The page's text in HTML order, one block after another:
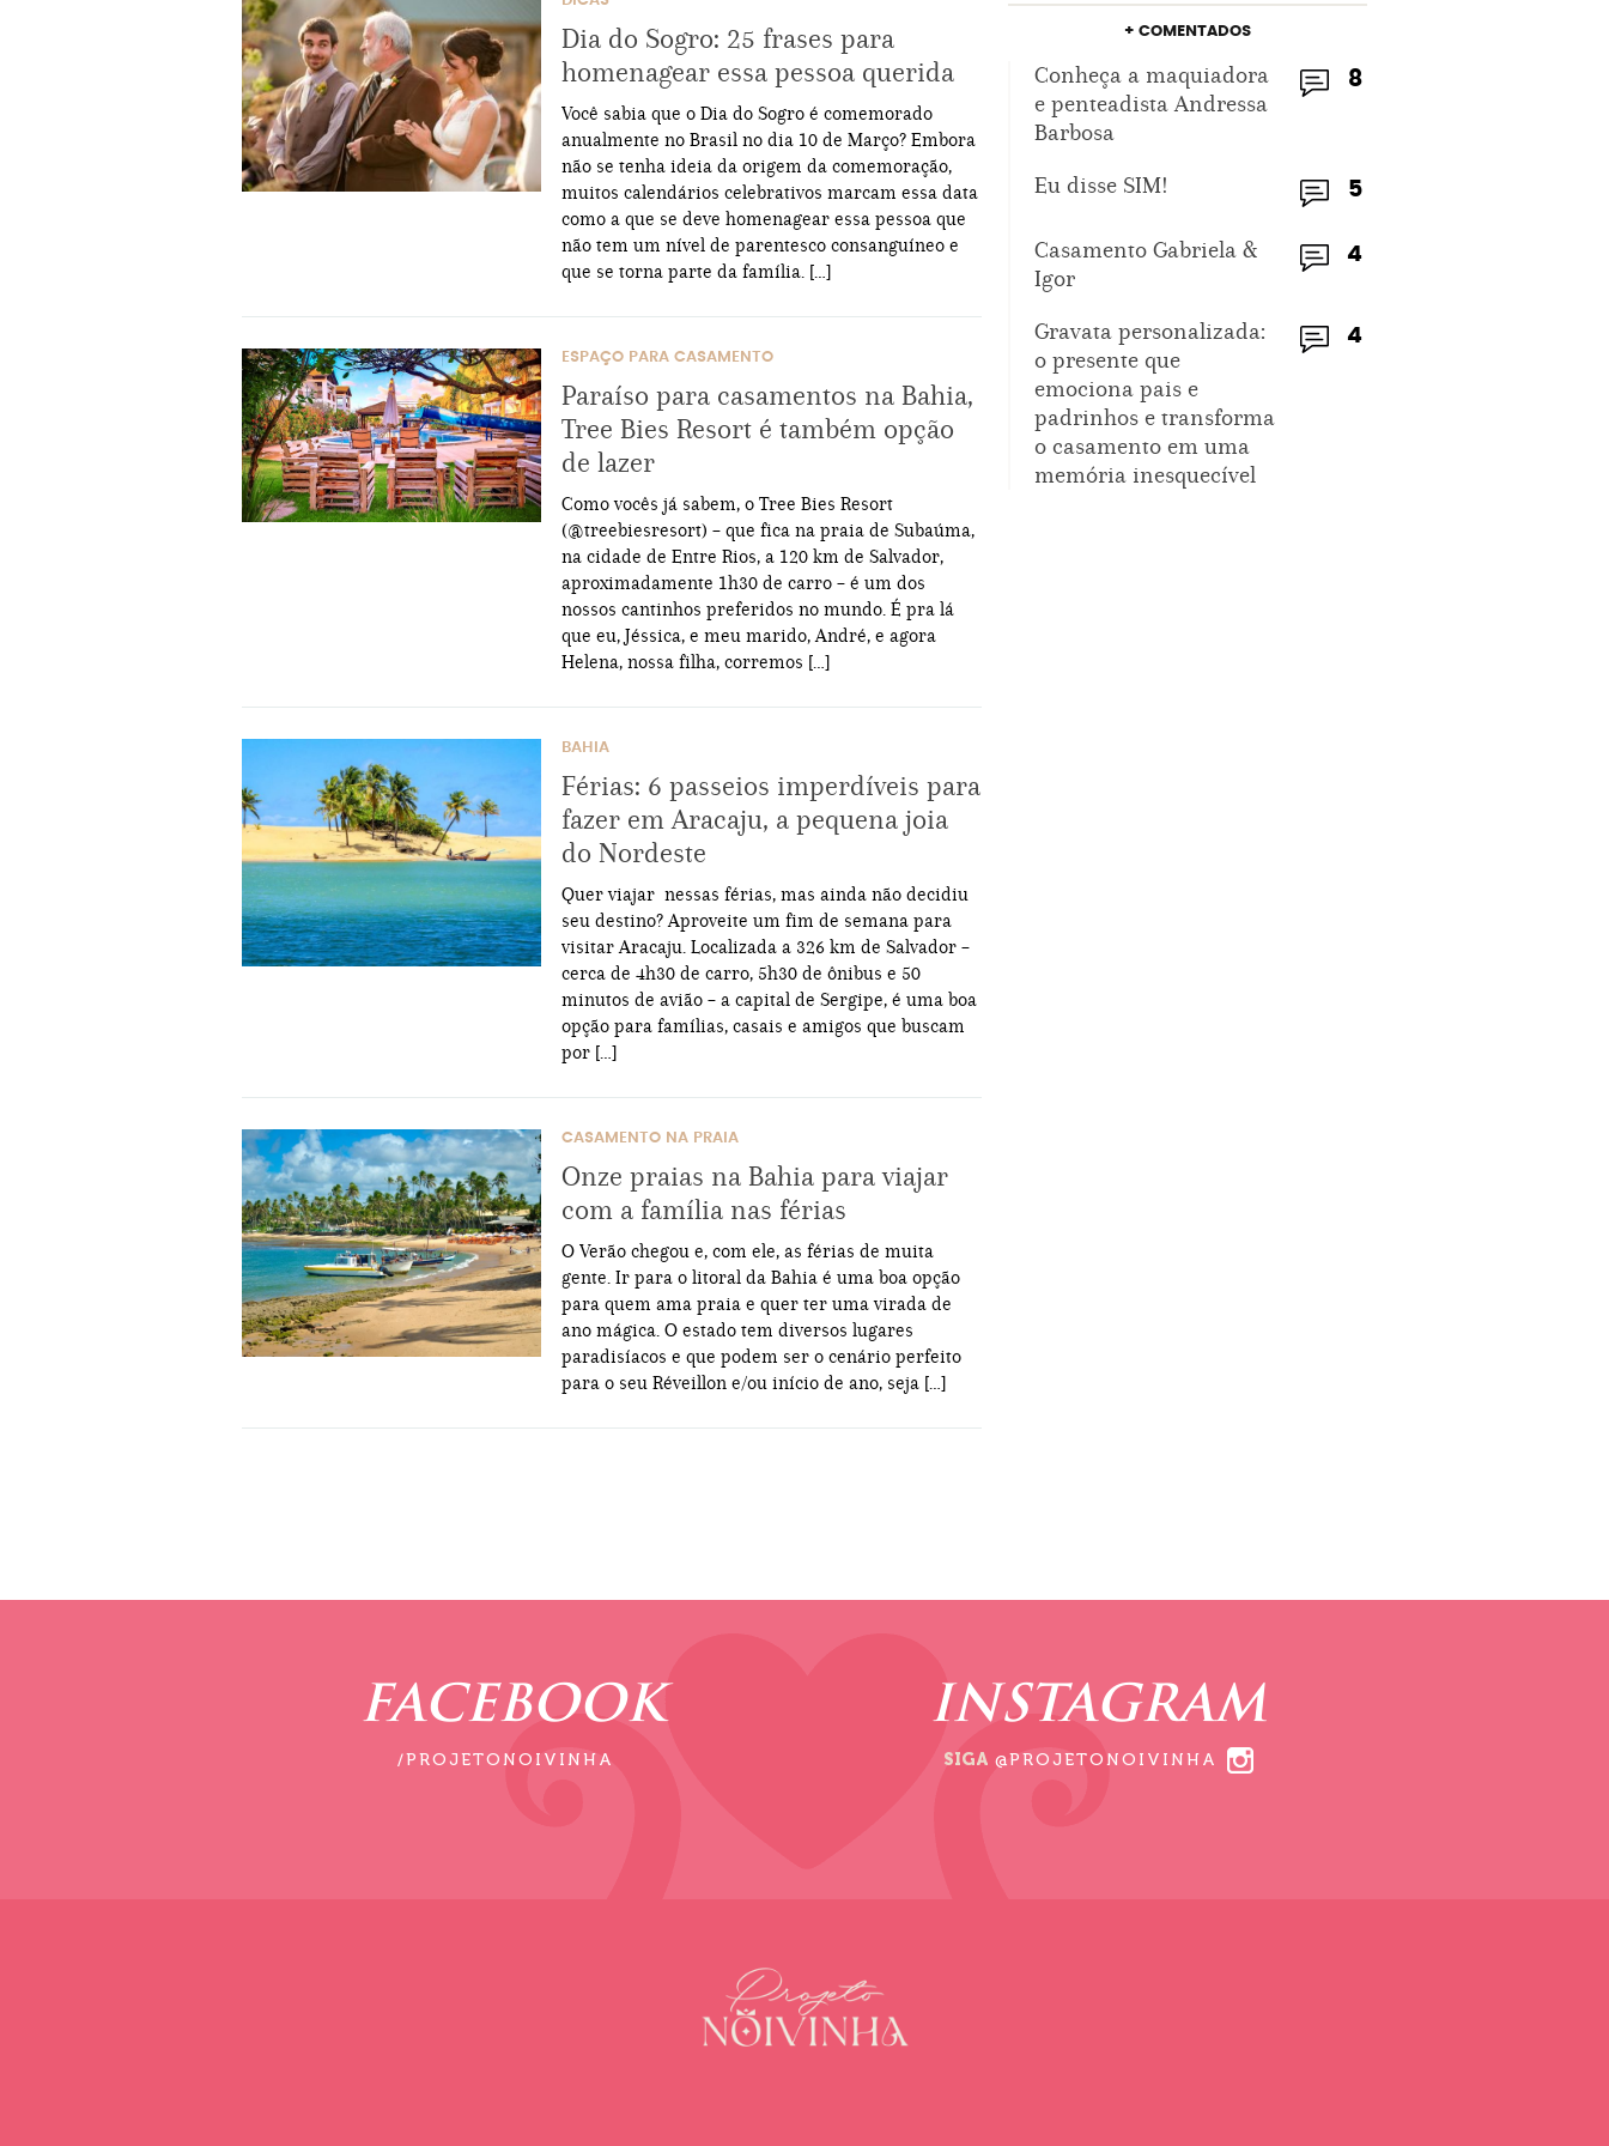
Dia do Sogro: 25 frases para
homenagear essa pessoa querida
Você sabia que o Dia do Sogro é comemorado
anualmente no Brasil no dia 10 de Março? Embora
não se tenha ideia da origem da comemoração,
muitos calendários celebrativos marcam essa data
como a que se deve homenagear essa pessoa que
não tem um nível de parentesco consanguíneo e
que se torna parte da família. […]
ESPAÇO PARA CASAMENTO
Paraíso para casamentos na Bahia,
Tree Bies Resort é também opção
de lazer
Como vocês já sabem, o Tree Bies Resort
(@treebiesresort) – que fica na praia de Subaúma,
na cidade de Entre Rios, a 120 km de Salvador,
aproximadamente 1h30 de carro – é um dos
nossos cantinhos preferidos no mundo. É pra lá
que eu, Jéssica, e meu marido, André, e agora
Helena, nossa filha, corremos […]
BAHIA
Férias: 6 passeios imperdíveis para
fazer em Aracaju, a pequena joia
do Nordeste
Quer viajar nessas férias, mas ainda não decidiu
seu destino? Aproveite um fim de semana para
visitar Aracaju. Localizada a 326 km de Salvador –
cerca de 4h30 de carro, 5h30 de ônibus e 50
minutos de avião – a capital de Sergipe, é uma boa
opção para famílias, casais e amigos que buscam
por […]
CASAMENTO NA PRAIA
Onze praias na Bahia para viajar
com a família nas férias
O Verão chegou e, com ele, as férias de muita
gente. Ir para o litoral da Bahia é uma boa opção
para quem ama praia e quer ter uma virada de
ano mágica. O estado tem diversos lugares
paradisíacos e que podem ser o cenário perfeito
para o seu Réveillon e/ou início de ano, seja […]
+ COMENTADOS
8
Conheça a maquiadora
e penteadista Andressa
Barbosa
5
Eu disse SIM!
4
Casamento Gabriela &
Igor
4
Gravata personalizada:
o presente que
emociona pais e
padrinhos e transforma
o casamento em uma
memória inesquecível
FACEBOOK
/PROJETONOIVINHA
INSTAGRAM
SIGA @PROJETONOIVINHA